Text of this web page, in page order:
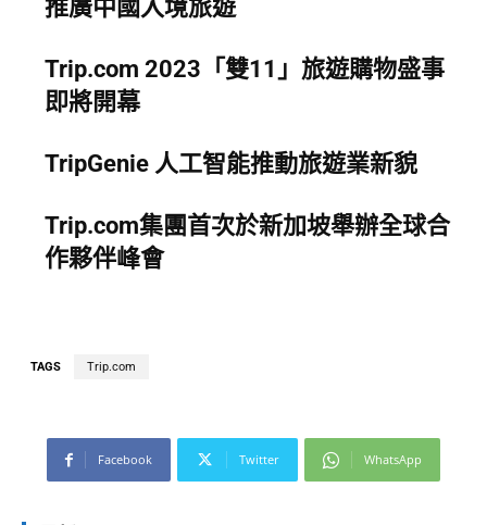
推廣中國入境旅遊
Trip.com 2023「雙11」旅遊購物盛事
即將開幕
TripGenie 人工智能推動旅遊業新貌
Trip.com集團首次於新加坡舉辦全球合
作夥伴峰會
TAGS Trip.com
Facebook Twitter WhatsApp